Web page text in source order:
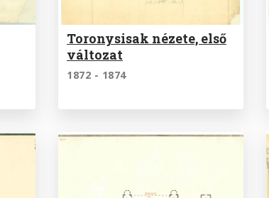
Toronysisak nézete, első
változat
1872 - 1874